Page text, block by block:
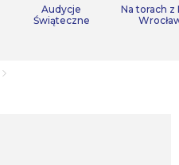
Audycje
Świąteczne
Na torach z